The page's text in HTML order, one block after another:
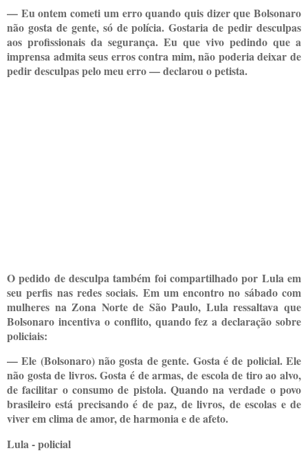
— Eu ontem cometi um erro quando quis dizer que Bolsonaro
não gosta de gente, só de polícia. Gostaria de pedir desculpas
aos profissionais da segurança. Eu que vivo pedindo que a
imprensa admita seus erros contra mim, não poderia deixar de
pedir desculpas pelo meu erro — declarou o petista.
O pedido de desculpa também foi compartilhado por Lula em
seu perfis nas redes sociais. Em um encontro no sábado com
mulheres na Zona Norte de São Paulo, Lula ressaltava que
Bolsonaro incentiva o conflito, quando fez a declaração sobre
policiais:
— Ele (Bolsonaro) não gosta de gente. Gosta é de policial. Ele
não gosta de livros. Gosta é de armas, de escola de tiro ao alvo,
de facilitar o consumo de pistola. Quando na verdade o povo
brasileiro está precisando é de paz, de livros, de escolas e de
viver em clima de amor, de harmonia e de afeto.
Lula - policial